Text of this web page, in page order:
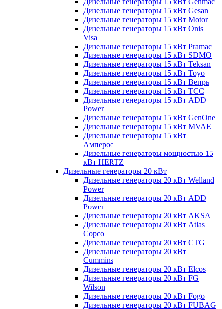
Дизельные генераторы 15 кВт Genmac
Дизельные генераторы 15 кВт Gesan
Дизельные генераторы 15 кВт Motor
Дизельные генераторы 15 кВт Onis
Visa
Дизельные генераторы 15 кВт Pramac
Дизельные генераторы 15 кВт SDMO
Дизельные генераторы 15 кВт Teksan
Дизельные генераторы 15 кВт Toyo
Дизельные генераторы 15 кВт Вепрь
Дизельные генераторы 15 кВт ТСС
Дизельные генераторы 15 кВт ADD
Power
Дизельные генераторы 15 кВт GenOne
Дизельные генераторы 15 кВт MVAE
Дизельные генераторы 15 кВт
Амперос
Дизельные генераторы мощностью 15
кВт HERTZ
Дизельные генераторы 20 кВт
Дизельные генераторы 20 кВт Welland
Power
Дизельные генераторы 20 кВт ADD
Power
Дизельные генераторы 20 кВт AKSA
Дизельные генераторы 20 кВт Atlas
Copco
Дизельные генераторы 20 кВт CTG
Дизельные генераторы 20 кВт
Cummins
Дизельные генераторы 20 кВт Elcos
Дизельные генераторы 20 кВт FG
Wilson
Дизельные генераторы 20 кВт Fogo
Дизельные генераторы 20 кВт FUBAG